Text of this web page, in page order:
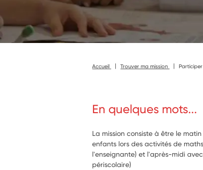
Accueil Trouver ma mission
En quelques mots...
La mission consiste à être le
enfants lors des activités de
l'enseignante) et l'après-midi
périscolaire)